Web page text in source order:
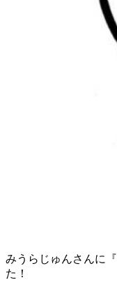
みうらじゅんさんに
た！